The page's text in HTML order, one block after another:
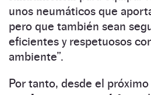
unos neumáticos que
pero que también sean
eficientes y respetuosos
ambiente”.
Por tanto, desde el